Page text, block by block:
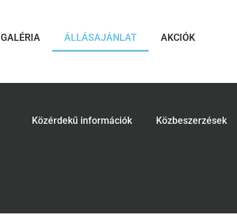
GALÉRIA ÁLLÁSAJÁNLAT AKCIÓK
Közérdekű információk Közbeszerzések